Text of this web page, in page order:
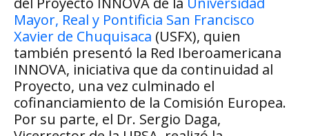
Mayor, Real y Pontificia San Francisco
Xavier de Chuquisaca (USFX), quien
también presentó la Red Iberoamericana
INNOVA, iniciativa que da continuidad al
Proyecto, una vez culminado el
cofinanciamiento de la Comisión Europea.
Por su parte, el Dr. Sergio Daga,